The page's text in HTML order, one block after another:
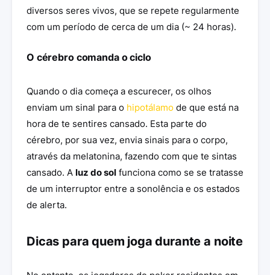
diversos seres vivos, que se repete regularmente
com um período de cerca de um dia (~ 24 horas).
O cérebro comanda o ciclo
Quando o dia começa a escurecer, os olhos
enviam um sinal para o hipotálamo de que está na
hora de te sentires cansado. Esta parte do
cérebro, por sua vez, envia sinais para o corpo,
através da melatonina, fazendo com que te sintas
cansado. A luz do sol funciona como se se tratasse
de um interruptor entre a sonolência e os estados
de alerta.
Dicas para quem joga durante a noite